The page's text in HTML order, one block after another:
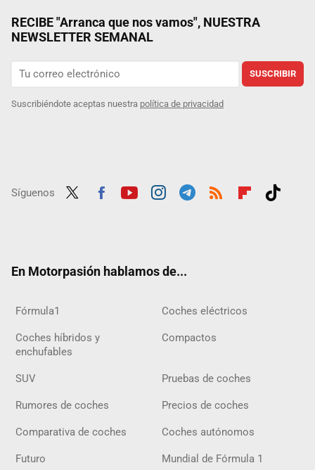
RECIBE "Arranca que nos vamos", NUESTRA
NEWSLETTER SEMANAL
SUSCRIBIR
Suscribiéndote aceptas nuestra política de privacidad
Síguenos
En Motorpasión hablamos de...
Fórmula1 Coches eléctricos
Coches híbridos y
enchufables
Compactos
SUV Pruebas de coches
Rumores de coches Precios de coches
Comparativa de coches Coches autónomos
Futuro Mundial de Fórmula 1